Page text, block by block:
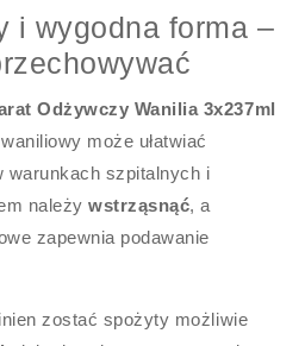
i wygodna forma –
Odżywczy Wanilia 3x237ml
może ułatwiać
warunkach szpitalnych i
należywstrząsnąć, a
zapewnia podawanie
zostać spożyty możliwie